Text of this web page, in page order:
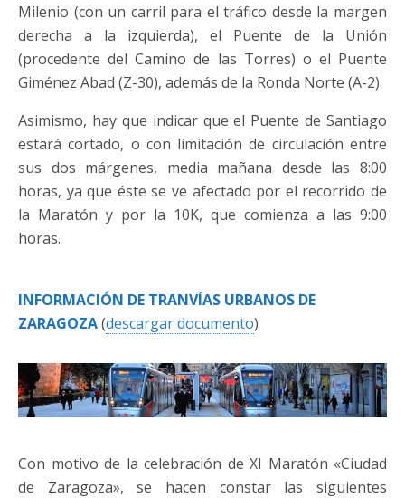
Milenio (con un carril para el tráfico desde la margen
derecha a la izquierda), el Puente de la Unión
(procedente del Camino de las Torres) o el Puente
Giménez Abad (Z-30), además de la Ronda Norte (A-2).
Asimismo, hay que indicar que el Puente de Santiago
estará cortado, o con limitación de circulación entre
sus dos márgenes, media mañana desde las 8:00
horas, ya que éste se ve afectado por el recorrido de
la Maratón y por la 10K, que comienza a las 9:00
horas.
INFORMACIÓN DE TRANVÍAS URBANOS DE
ZARAGOZA(descargar documento)
Con motivo de la celebración de XI Maratón «Ciudad
de Zaragoza», se hacen constar las siguientes